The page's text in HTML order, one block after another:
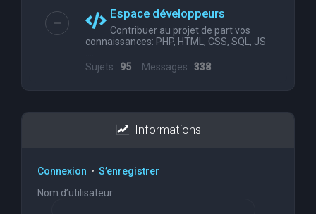
Espace développeurs
Contribuer au projet de part vos
connaissances: PHP, HTML, CSS, SQL, JS
....
Sujets : 95 Messages : 338
Informations
Connexion • S’enregistrer
Nom d’utilisateur :